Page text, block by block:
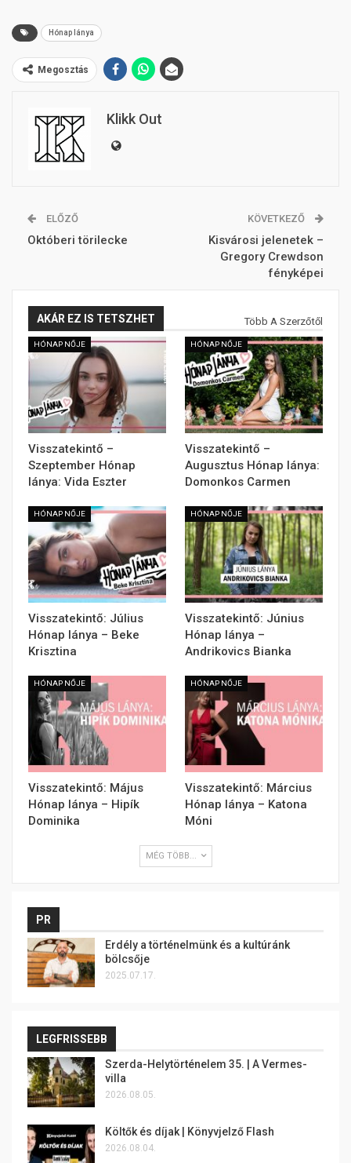
Hónap lánya
Megosztás
Klikk Out
ELŐZŐ
Októberi törilecke
KÖVETKEZŐ
Kisvárosi jelenetek –
Gregory Crewdson
fényképei
AKÁR EZ IS TETSZHET Több A Szerzőtől
HÓNAP NŐJE
Visszatekintő –
Szeptember Hónap
lánya: Vida Eszter
HÓNAP NŐJE
Visszatekintő –
Augusztus Hónap lánya:
Domonkos Carmen
HÓNAP NŐJE
Visszatekintő: Július
Hónap lánya – Beke
Krisztina
HÓNAP NŐJE
Visszatekintő: Június
Hónap lánya –
Andrikovics Bianka
HÓNAP NŐJE
Visszatekintő: Május
Hónap lánya – Hipík
Dominika
HÓNAP NŐJE
Visszatekintő: Március
Hónap lánya – Katona
Móni
MÉG TÖBB...
PR
Erdély a történelmünk és a kultúránk
bölcsője
2025.07.17.
LEGFRISSEBB
Szerda-Helytörténelem 35. | A Vermes-
villa
2026.08.05.
Költők és díjak | Könyvjelző Flash
2026.08.04.